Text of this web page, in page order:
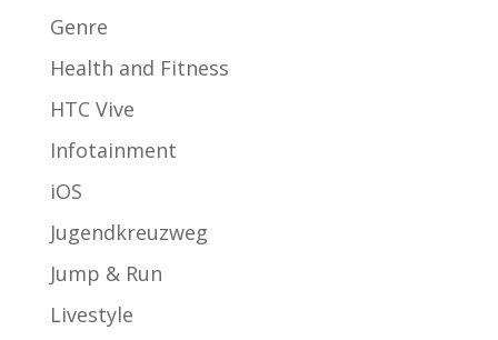
Genre
Health and Fitness
HTC Vive
Infotainment
iOS
Jugendkreuzweg
Jump & Run
Livestyle